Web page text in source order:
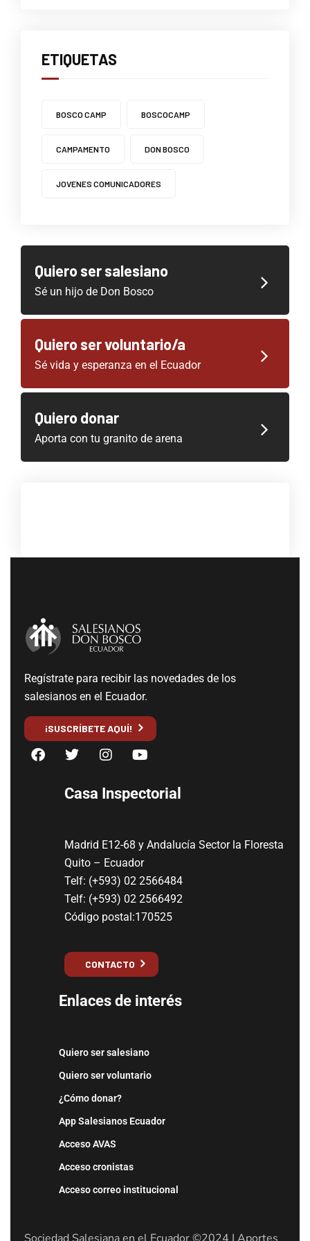
ETIQUETAS
BOSCO CAMP BOSCOCAMP
CAMPAMENTO DON BOSCO
JOVENES COMUNICADORES
Quiero ser salesiano
Sé un hijo de Don Bosco
Quiero ser voluntario/a
Sé vida y esperanza en el Ecuador
Quiero donar
Aporta con tu granito de arena
Regístrate para recibir las novedades de los
salesianos en el Ecuador.
¡SUSCRÍBETE AQUÍ!
Casa Inspectorial
Madrid E12-68 y Andalucía Sector la Floresta
Quito – Ecuador
Telf: (+593) 02 2566484
Telf: (+593) 02 2566492
Código postal:170525
CONTACTO
Enlaces de interés
Quiero ser salesiano
Quiero ser voluntario
¿Cómo donar?
App Salesianos Ecuador
Acceso AVAS
Acceso cronistas
Acceso correo institucional